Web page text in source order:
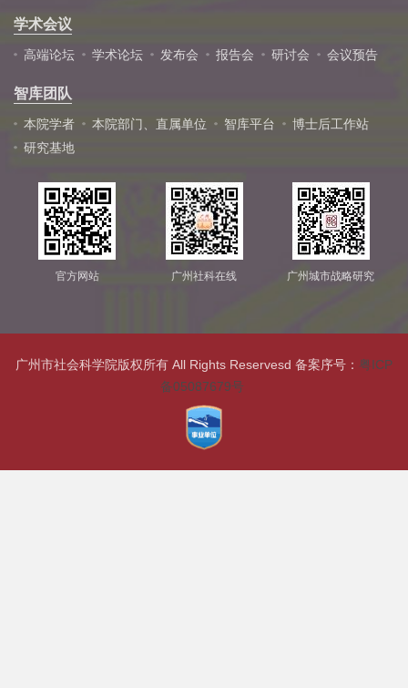
学术会议
高端论坛 学术论坛 发布会 报告会 研讨会 会议预告
智库团队
本院学者 本院部门、直属单位 智库平台
博士后工作站
研究基地
官方网站 广州社科在线 广州城市战略研究
广州市社会科学院版权所有 All Rights Reservesd 备案序号： 粤ICP
备05087679号